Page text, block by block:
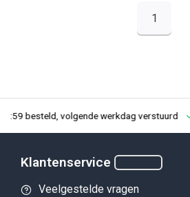
1
besteld, volgende werkdag verstuurd
Klantenservice
Veelgestelde vragen